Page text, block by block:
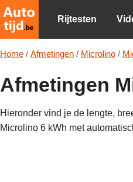
Rijtesten
Home / Afmetingen / Microlino /
Afmetingen
Hieronder vind je de lengte,
Microlino 6 kWh met